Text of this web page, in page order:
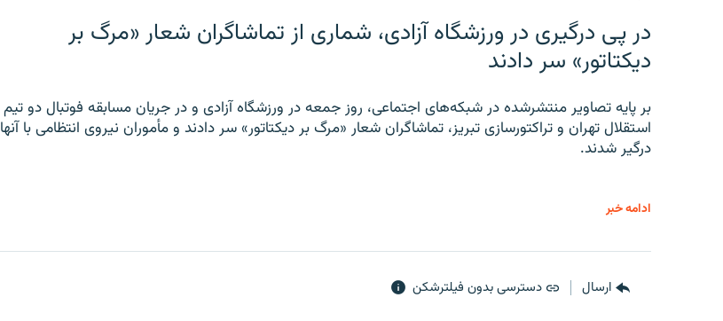
در پی درگیری در ورزشگاه آزادی، شماری از تماشاگران شعار «مرگ بر
دیکتاتور» سر دادند
بر پایه تصاویر منتشرشده در شبکه‌های اجتماعی، روز جمعه در ورزشگاه آزادی و در جریان مسابقه فوتبال دو تیم
استقلال تهران و تراکتورسازی تبریز، تماشاگران شعار «مرگ بر دیکتاتور» سر دادند و مأموران نیروی انتظامی با آنها
درگیر شدند.
ادامه خبر
ارسال دسترسی بدون فیلترشکن